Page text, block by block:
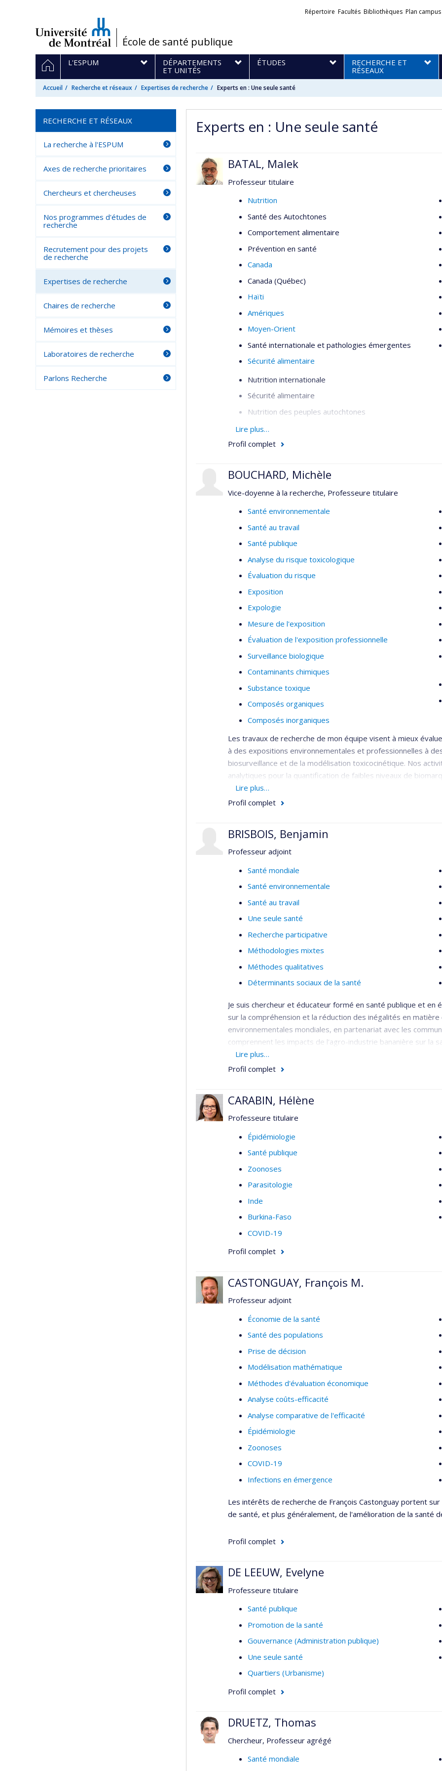
/École de santé publique
Liens
Répertoire Facultés Bibliothèques Plan campus
Navigation
principale
ACCUEIL
L'ESPUM
DÉPARTEMENTS
ET UNITÉS
ÉTUDES
RECHERCHE ET
RÉSEAUX
Accueil Recherche et réseaux Expertises de recherche Experts en : Une seule santé
Experts en : Une seule santé
BATAL, Malek
Professeur titulaire
Nutrition
Santé des Autochtones
Comportement alimentaire
Prévention en santé
Canada
Canada (Québec)
Haïti
Amériques
Moyen-Orient
Santé internationale et pathologies émergentes
Sécurité alimentaire
Nutrition internationale
Sécurité alimentaire
Nutrition des peuples autochtones
Systèmes alimentaires
Migration et santé nutritionnelle
Lire plus…
Profil complet
BOUCHARD, Michèle
Vice-doyenne à la recherche, Professeure titulaire
Santé environnementale
Santé au travail
Santé publique
Analyse du risque toxicologique
Évaluation du risque
Exposition
Expologie
Mesure de l'exposition
Évaluation de l'exposition professionnelle
Surveillance biologique
Contaminants chimiques
Substance toxique
Composés organiques
Composés inorganiques
Les travaux de recherche de mon équipe visent à mieux
à des expositions environnementales et professionnelles à
biosurveillance et de la modélisation toxicocinétique. Nos
analytiques pour la quantification de faibles niveaux de
Ces méthodes permettent d’étudier le comportement
humain. Les données peuvent alors servir au développement
Nos travaux consistent également à utiliser la mesure de
toxicocinétique pour l’évaluation de l’exposition à des
population générale et dans le milieu de travail. Les
biphényles polychlorés, les hydrocarbures aromatiques
métalloïdes, comme le mercure, l’arsenic, incluant les métaux
Lire plus…
Profil complet
BRISBOIS, Benjamin
Professeur adjoint
Santé mondiale
Santé environnementale
Santé au travail
Une seule santé
Recherche participative
Méthodologies mixtes
Méthodes qualitatives
Déterminants sociaux de la santé
Je suis chercheur et éducateur formé en santé publique et
sur la compréhension et la réduction des inégalités en
environnementales mondiales, en partenariat avec les
comprennent les impacts de l'agro-industrie bananière sur la
la santé de l'extraction des ressources. J'étudie également la
publique et les influences des entreprises sur la santé et la
Lire plus…
Profil complet
CARABIN, Hélène
Professeure titulaire
Épidémiologie
Santé publique
Zoonoses
Parasitologie
Inde
Burkina-Faso
COVID-19
Profil complet
CASTONGUAY, François M.
Professeur adjoint
Économie de la santé
Santé des populations
Prise de décision
Modélisation mathématique
Méthodes d'évaluation économique
Analyse coûts-efficacité
Analyse comparative de l'efficacité
Épidémiologie
Zoonoses
COVID-19
Infections en émergence
Les intérêts de recherche de François Castonguay portent
de santé, et plus généralement, de l'amélioration de la santé
Profil complet
DE LEEUW, Evelyne
Professeure titulaire
Santé publique
Promotion de la santé
Gouvernance (Administration publique)
Une seule santé
Quartiers (Urbanisme)
Profil complet
DRUETZ, Thomas
Chercheur, Professeur agrégé
Santé mondiale
RECHERCHE ET RÉSEAUX
La recherche à l'ESPUM
Axes de recherche prioritaires
Chercheurs et chercheuses
Nos programmes d'études de
recherche
Recrutement pour des projets
de recherche
Expertises de recherche
Chaires de recherche
Mémoires et thèses
Laboratoires de recherche
Parlons Recherche